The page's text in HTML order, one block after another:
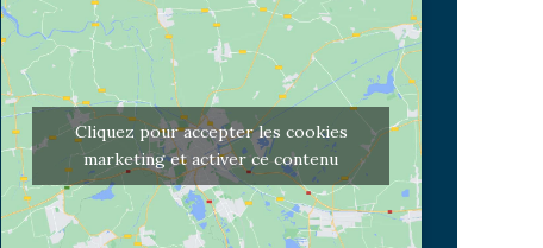
Cliquez pour accepter les cookies
marketing et activer ce contenu